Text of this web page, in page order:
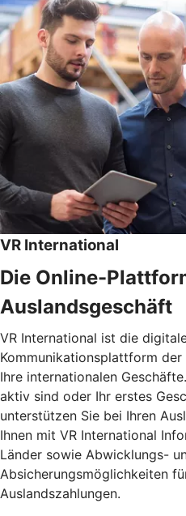
VR International
Die Online-
Auslandsgeschäft
VR International ist die
Kommunikationsplattform
Ihre internationalen
aktiv sind oder Ihr erstes
unterstützen Sie bei Ihren
Ihnen mit VR International
Länder sowie Abwicklungs-
Absicherungsmöglichkeiten
Auslandszahlungen.